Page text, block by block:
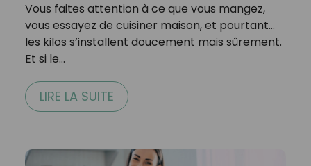
Vous faites attention à ce que vous mangez,
vous essayez de cuisiner maison, et pourtant…
les kilos s’installent doucement mais sûrement.
Et si le…
LIRE LA SUITE